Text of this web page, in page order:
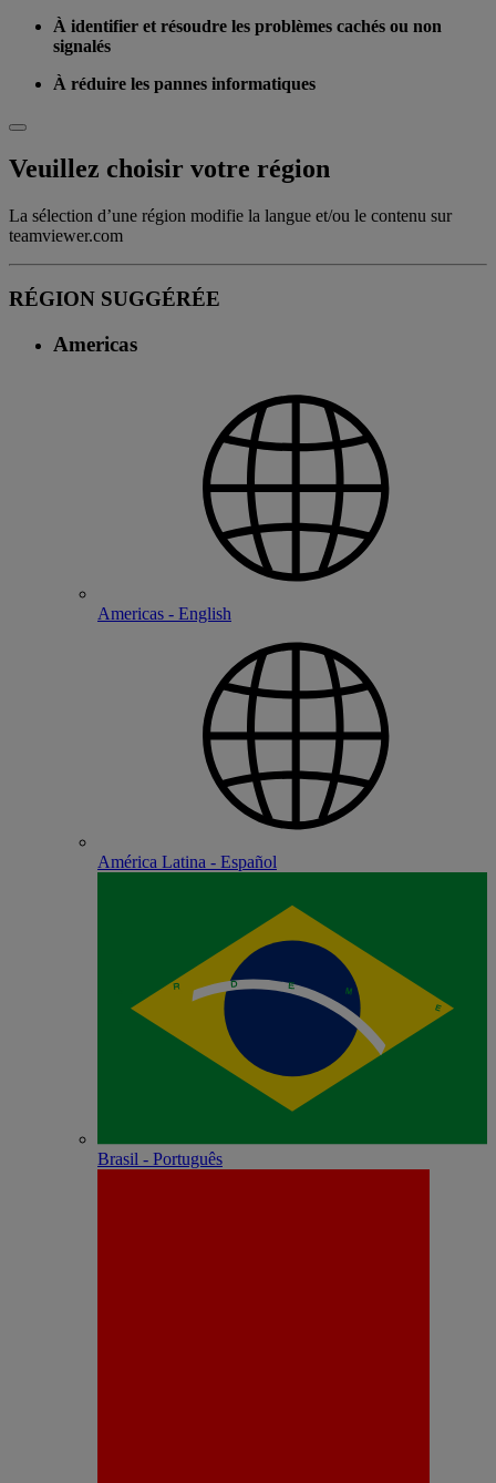
À identifier et résoudre les problèmes cachés ou non
signalés
À réduire les pannes informatiques
Veuillez choisir votre région
La sélection d’une région modifie la langue et/ou le contenu sur
teamviewer.com
RÉGION SUGGÉRÉE
Americas
Americas - English
América Latina - Español
Brasil - Português